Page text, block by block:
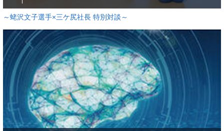
～蛯沢文子選手×三ケ尻社長 特別対談～